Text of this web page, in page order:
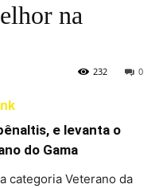
na
0
232
e levanta o
do Gama
categoria Veterano da